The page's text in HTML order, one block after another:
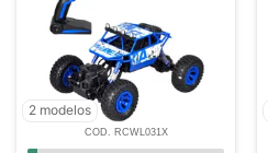
2 modelos
COD. RCWL031X